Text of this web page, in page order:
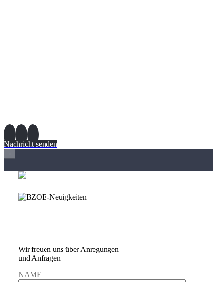
Nachricht senden
Wir freuen uns über Anregungen
und Anfragen
NAME